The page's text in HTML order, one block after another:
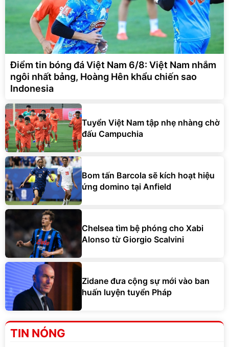
Điểm tin bóng đá Việt Nam 6/8: Việt Nam nhắm
ngôi nhất bảng, Hoàng Hên khẩu chiến sao
Indonesia
Tuyển Việt Nam tập nhẹ nhàng chờ
đấu Campuchia
Bom tấn Barcola sẽ kích hoạt hiệu
ứng domino tại Anfield
Chelsea tìm bệ phóng cho Xabi
Alonso từ Giorgio Scalvini
Zidane đưa cộng sự mới vào ban
huấn luyện tuyển Pháp
TIN NÓNG